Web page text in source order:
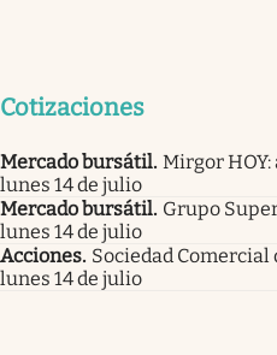
Cotizaciones
Mercado bursátil. Mirgor
lunes 14 de julio
Mercado bursátil. Grupo
lunes 14 de julio
Acciones. Sociedad Comercial
lunes 14 de julio